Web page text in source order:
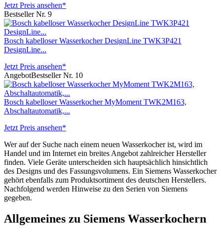
Jetzt Preis ansehen*
Bestseller Nr. 9
Bosch kabelloser Wasserkocher DesignLine TWK3P421
DesignLine...
Jetzt Preis ansehen*
AngebotBestseller Nr. 10
Bosch kabelloser Wasserkocher MyMoment TWK2M163,
Abschaltautomatik,...
Jetzt Preis ansehen*
Wer auf der Suche nach einem neuen Wasserkocher ist, wird im
Handel und im Internet ein breites Angebot zahlreicher Hersteller
finden. Viele Geräte unterscheiden sich hauptsächlich hinsichtlich
des Designs und des Fassungsvolumens. Ein Siemens Wasserkocher
gehört ebenfalls zum Produktsortiment des deutschen Herstellers.
Nachfolgend werden Hinweise zu den Serien von Siemens
gegeben.
Allgemeines zu Siemens Wasserkochern